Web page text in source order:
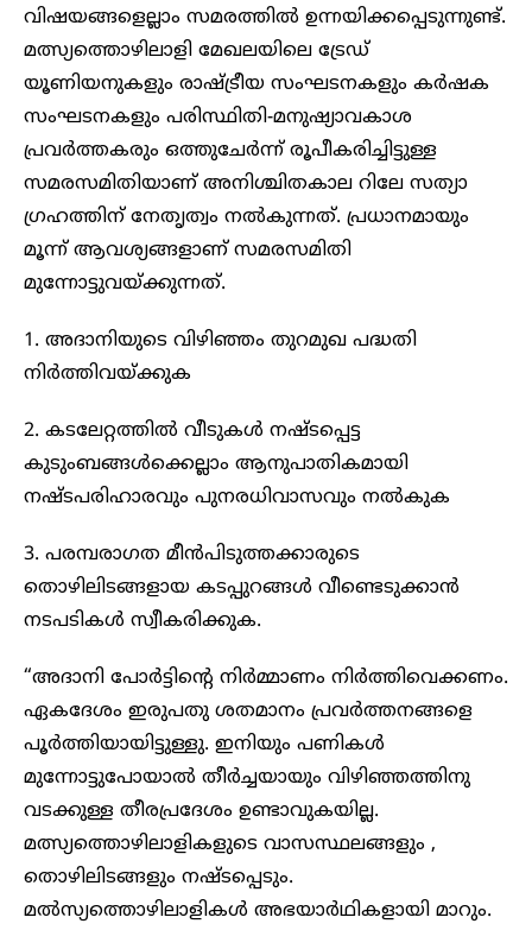
വിഷയങ്ങളെല്ലാം സമരത്തിൽ ഉന്നയിക്കപ്പെടുന്നുണ്ട്.
മത്സ്യത്തൊഴിലാളി മേഖലയിലെ ട്രേഡ്
യൂണിയനുകളും രാഷ്ട്രീയ സംഘടനകളും കർഷക
സംഘടനകളും പരിസ്ഥിതി-മനുഷ്യാവകാശ
പ്രവർത്തകരും ഒത്തുചേർന്ന് രൂപീകരിച്ചിട്ടുള്ള
സമരസമിതിയാണ് അനിശ്ചിതകാല റിലേ സത്യാ​
ഗ്രഹത്തിന് നേതൃത്വം നൽകുന്നത്. പ്രധാനമായും
മൂന്ന് ആവശ്യങ്ങളാണ് സമരസമിതി
മുന്നോട്ടുവയ്ക്കുന്നത്.
1. അദാനിയുടെ വിഴിഞ്ഞം തുറമുഖ പദ്ധതി
നിർത്തിവയ്ക്കുക
2. കടലേറ്റത്തിൽ വീടുകൾ നഷ്ടപ്പെട്ട
കുടുംബങ്ങൾക്കെല്ലാം ആനുപാതികമായി
നഷ്ടപരിഹാരവും പുനരധിവാസവും നൽകുക
3. പരമ്പരാഗത മീൻപിടുത്തക്കാരുടെ
തൊഴിലിടങ്ങളായ കടപ്പുറങ്ങൾ വീണ്ടെടുക്കാൻ
നടപടികൾ സ്വീകരിക്കുക.
“അദാനി പോർട്ടിന്റെ നിർമ്മാണം നിർത്തിവെക്കണം.
ഏകദേശം ഇരുപതു ശതമാനം പ്രവർത്തനങ്ങളെ
പൂർത്തിയായിട്ടുള്ളു. ഇനിയും പണികൾ
മുന്നോട്ടുപോയാൽ തീർച്ചയായും വിഴിഞ്ഞത്തിനു
വടക്കുള്ള തീരപ്രദേശം ഉണ്ടാവുകയില്ല.
മത്സ്യത്തൊഴിലാളികളുടെ വാസസ്ഥലങ്ങളും ,
തൊഴിലിടങ്ങളും നഷ്ടപ്പെടും.
മൽസ്യത്തൊഴിലാളികൾ അഭയാർഥികളായി മാറും.